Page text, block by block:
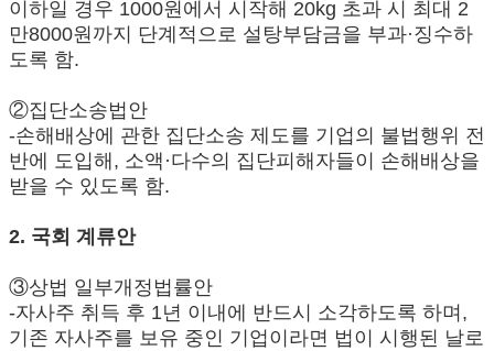
이하일 경우 1000원에서 시작해 20kg 초과 시 최대 2
만8000원까지 단계적으로 설탕부담금을 부과·징수하
도록 함.
②집단소송법안
-손해배상에 관한 집단소송 제도를 기업의 불법행위 전
반에 도입해, 소액·다수의 집단피해자들이 손해배상을
받을 수 있도록 함.
2. 국회 계류안
③상법 일부개정법률안
-자사주 취득 후 1년 이내에 반드시 소각하도록 하며,
기존 자사주를 보유 중인 기업이라면 법이 시행된 날로